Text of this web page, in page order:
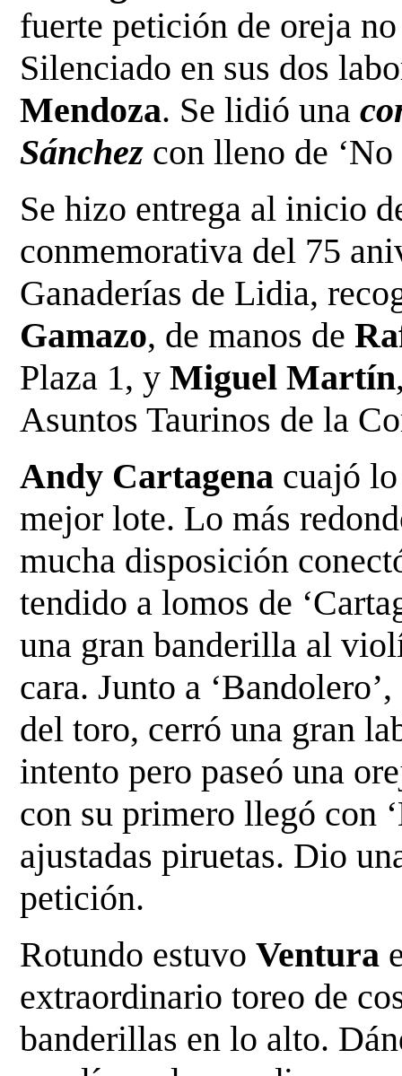
fuerte petición de oreja
Silenciado en sus dos
Mendoza. Se lidió una
Sánchez con lleno de
Se hizo entrega al inicio
conmemorativa del 75
Ganaderías de Lidia,
Gamazo, de manos de
Plaza 1, yMiguel Martín
Asuntos Taurinos de la
Andy Cartagena cuajó
mejor lote. Lo más
mucha disposición
tendido a lomos de
una gran banderilla al
cara. Junto a
del toro, cerró una gran
intento pero paseó una
con su primero llegó con
ajustadas piruetas. Dio
petición.
Rotundo estuvoVentura
extraordinario toreo de
banderillas en lo alto.